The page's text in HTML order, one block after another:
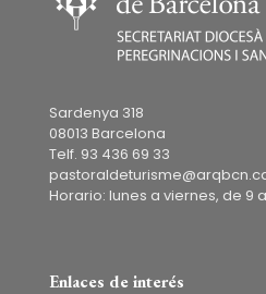
Sardenya 318
08013 Barcelona
Telf. 93 436 69 33
Horario: lunes a viernes, de 9 a
Enlaces de interés